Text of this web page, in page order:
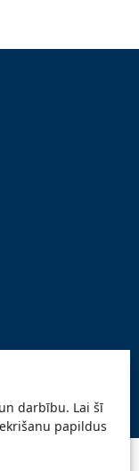
darbību. Lai šī
papildus